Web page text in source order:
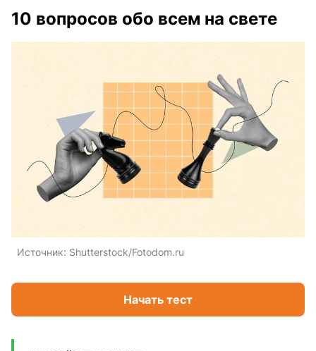
10 вопросов обо всем на свете
Источник: Shutterstock/Fotodom.ru
Начать тест